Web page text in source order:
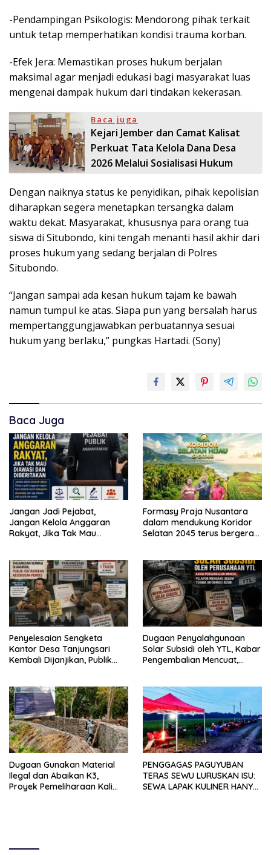
-Pendampingan Psikologis: Mendorong pihak terkait
untuk tetap memperhatikan kondisi trauma korban.
-Efek Jera: Memastikan proses hukum berjalan
maksimal agar menjadi edukasi bagi masyarakat luas
mengenai dampak hukum dari tindakan kekerasan.
Baca juga
Kejari Jember dan Camat Kalisat
Perkuat Tata Kelola Dana Desa
2026 Melalui Sosialisasi Hukum
Dengan naiknya status ke penyidikan, pihak kepolisian
diharapkan segera menetapkan tersangka dalam
waktu dekat. Masyarakat, khususnya para orang tua
siswa di Situbondo, kini tengah menanti hasil akhir dari
proses hukum yang sedang berjalan di Polres
Situbondo.
“Jangan sampai ada kesan hukum tajam ke bawah
namun tumpul ke atas. Siapa pun yang bersalah harus
mempertanggungjawabkan perbuatannya sesuai
hukum yang berlaku,” pungkas Hartadi. (Sony)
Baca Juga
Jangan Jadi Pejabat,
Jangan Kelola Anggaran
Rakyat, Jika Tak Mau
Formasy Praja Nusantara
dalam mendukung Koridor
Selatan 2045 terus bergerak
dengan SPEKTANI
Penyelesaian Sengketa
Kantor Desa Tanjungsari
Kembali Dijanjikan, Publik
Dugaan Penyalahgunaan
Solar Subsidi oleh YTL, Kabar
Pengembalian Mencuat,
Dugaan Gunakan Material
Ilegal dan Abaikan K3,
Proyek Pemeliharaan Kali
PENGGAGAS PAGUYUBAN
TERAS SEWU LURUSKAN ISU:
SEWA LAPAK KULINER HANYA